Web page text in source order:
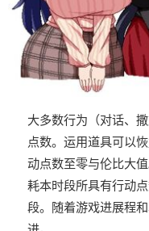
大多数行为（对话、
点数。 运用道具可以
动点数至零与伦比大值
耗本时段所具有行动
段。 随着游戏进展程